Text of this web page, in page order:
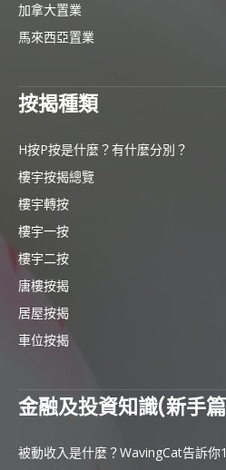
加拿大置業
馬來西亞置業
按揭種類
H按P按是什麼？有什麼分別？
樓宇按揭總覽
樓宇轉按
樓宇一按
樓宇二按
唐樓按揭
居屋按揭
車位按揭
金融及投資知識(新手
被動收入是什麼？WavingCat告訴你